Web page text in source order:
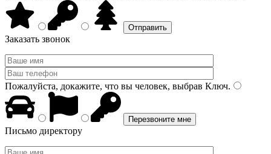
Заказать звонок
Пожалуйста, докажите, что вы человек, выбрав Ключ.
Письмо директору